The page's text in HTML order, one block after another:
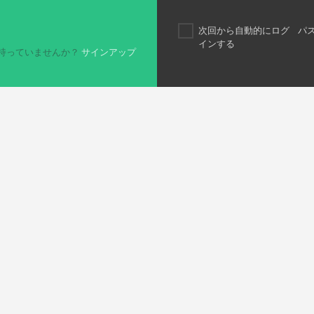
っていませんか？ サインアップ
次回から自動的にログ
インする
パ